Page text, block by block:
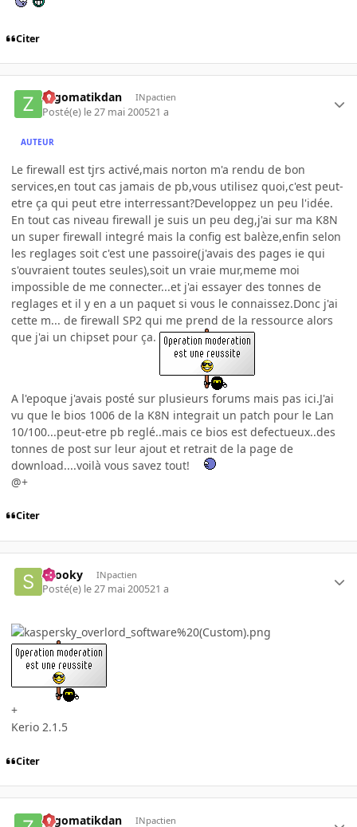
Citer
zygomatikdan INpactien
Posté(e) le 27 mai 200521 a
AUTEUR
Le firewall est tjrs activé,mais norton m'a rendu de bon
services,en tout cas jamais de pb,vous utilisez quoi,c'est peut-
etre ça qui peut etre interressant?Developpez un peu l'idée.
En tout cas niveau firewall je suis un peu deg,j'ai sur ma K8N
un super firewall integré mais la config est balèze,enfin selon
les reglages soit c'est une passoire(j'avais des pages ie qui
s'ouvraient toutes seules),soit un vraie mur,meme moi
impossible de me connecter...et j'ai essayer des tonnes de
reglages et il y en a un paquet si vous le connaissez.Donc j'ai
cette m... de firewall SP2 qui me prend de la ressource alors
que j'ai un chipset pour ça.
A l'epoque j'avais posté sur plusieurs forums mais pas ici.J'ai
vu que le bios 1006 de la K8N integrait un patch pour le Lan
10/100...peut-etre pb reglé..mais ce bios est defectueux..des
tonnes de post sur leur ajout et retrait de la page de
download....voilà vous savez tout!
@+
Citer
snooky INpactien
Posté(e) le 27 mai 200521 a
+
Kerio 2.1.5
Citer
zygomatikdan INpactien